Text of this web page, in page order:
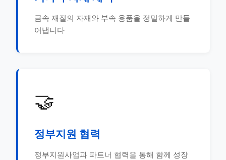
금속 재질의 자재와 부속 용품을 정밀하게 만들
어냅니다
🤝
정부지원 협력
정부지원사업과 파트너 협력을 통해 함께 성장